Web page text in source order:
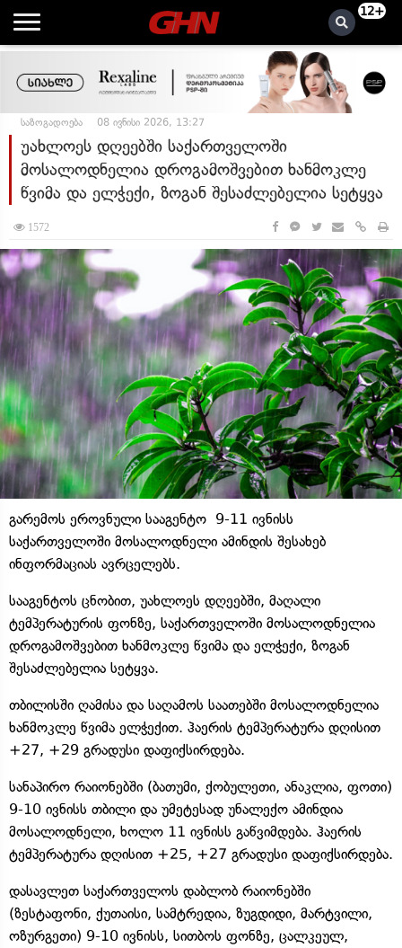
12+
საზოგადოება 08 ივნისი 2026, 13:27
უახლოეს დღეებში საქართველოში
მოსალოდნელია დროგამოშვებით ხანმოკლე
წვიმა და ელჭექი, ზოგან შესაძლებელია სეტყვა
1572
გარემოს ეროვნული სააგენტო 9-11 ივნისს
საქართველოში მოსალოდნელი ამინდის შესახებ
ინფორმაციას ავრცელებს.
სააგენტოს ცნობით, უახლოეს დღეებში, მაღალი
ტემპერატურის ფონზე, საქართველოში მოსალოდნელია
დროგამოშვებით ხანმოკლე წვიმა და ელჭექი, ზოგან
შესაძლებელია სეტყვა.
თბილისში ღამისა და საღამოს საათებში მოსალოდნელია
ხანმოკლე წვიმა ელჭექით. ჰაერის ტემპერატურა დღისით
+27, +29 გრადუსი დაფიქსირდება.
სანაპირო რაიონებში (ბათუმი, ქობულეთი, ანაკლია, ფოთი)
9-10 ივნისს თბილი და უმეტესად უნალექო ამინდია
მოსალოდნელი, ხოლო 11 ივნისს გაწვიმდება. ჰაერის
ტემპერატურა დღისით +25, +27 გრადუსი დაფიქსირდება.
დასავლეთ საქართველოს დაბლობ რაიონებში
(ზესტაფონი, ქუთაისი, სამტრედია, ზუგდიდი, მარტვილი,
ოზურგეთი) 9-10 ივნისს, სითბოს ფონზე, ცალკეულ,